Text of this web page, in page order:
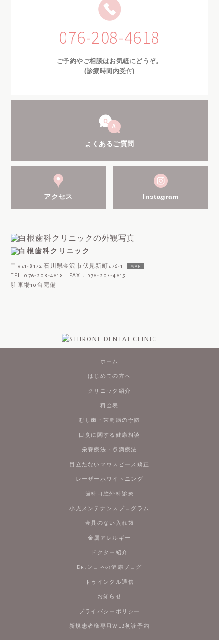
076-208-4618
ご予約やご相談はお気軽にどうぞ。
(診療時間内受付)
よくあるご質問
アクセス Instagram
〒921-8172 石川県金沢市伏見新町276-1 MAP
TEL. 076-208-4618 FAX．076-208-4615
駐車場10台完備
ホーム
はじめての方へ
クリニック紹介
料金表
むし歯・歯周病の予防
口臭に関する健康相談
栄養療法・点滴療法
目立たないマウスピース矯正
レーザーホワイトニング
歯科口腔外科診療
小児メンテナンスプログラム
金具のない入れ歯
金属アレルギー
ドクター紹介
Dr.シロネの健康ブログ
トゥインクル通信
お知らせ
プライバシーポリシー
新規患者様専用WEB初診予約